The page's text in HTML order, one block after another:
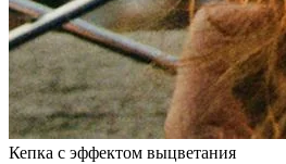
Кепка с эффектом выцветания